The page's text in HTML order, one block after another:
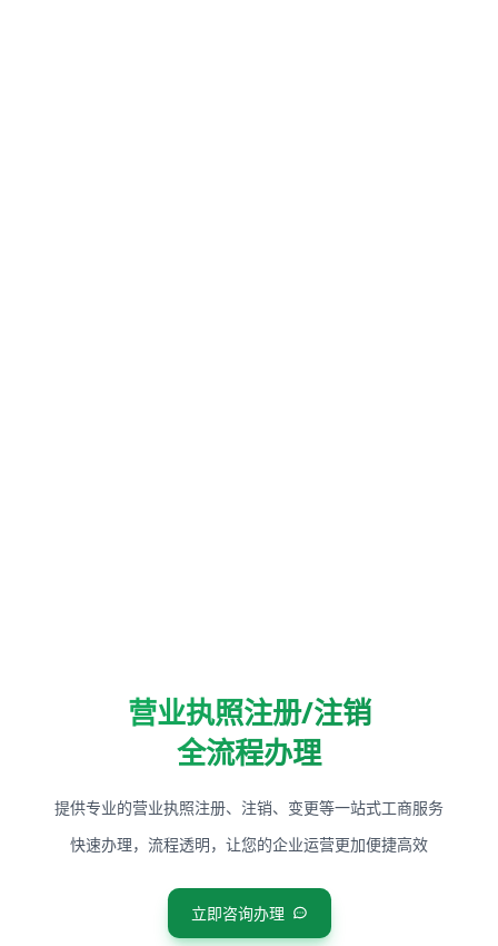
营业执照注册/注销
全流程办理
提供专业的营业执照注册、注销、变更等一站式工商服务
快速办理，流程透明，让您的企业运营更加便捷高效
立即咨询办理